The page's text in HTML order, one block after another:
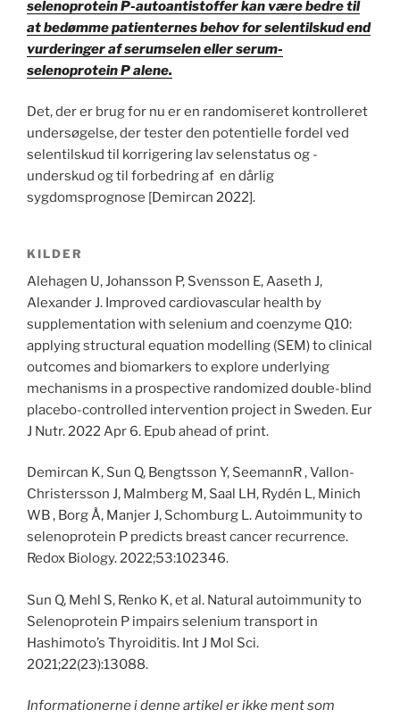
selenoprotein P-autoantistoffer kan være bedre til
at bedømme patienternes behov for selentilskud end
vurderinger af serumselen eller serum-
selenoprotein P alene.
Det, der er brug for nu er en randomiseret kontrolleret
undersøgelse, der tester den potentielle fordel ved
selentilskud til korrigering lav selenstatus og -
underskud og til forbedring af en dårlig
sygdomsprognose [Demircan 2022].
KILDER
Alehagen U, Johansson P, Svensson E, Aaseth J,
Alexander J. Improved cardiovascular health by
supplementation with selenium and coenzyme Q10:
applying structural equation modelling (SEM) to clinical
outcomes and biomarkers to explore underlying
mechanisms in a prospective randomized double-blind
placebo-controlled intervention project in Sweden. Eur
J Nutr. 2022 Apr 6. Epub ahead of print.
Demircan K, Sun Q, Bengtsson Y, SeemannR , Vallon-
Christersson J, Malmberg M, Saal LH, Rydén L, Minich
WB , Borg Å, Manjer J, Schomburg L. Autoimmunity to
selenoprotein P predicts breast cancer recurrence.
Redox Biology. 2022;53:102346.
Sun Q, Mehl S, Renko K, et al. Natural autoimmunity to
Selenoprotein P impairs selenium transport in
Hashimoto’s Thyroiditis. Int J Mol Sci.
2021;22(23):13088.
Informationerne i denne artikel er ikke ment som